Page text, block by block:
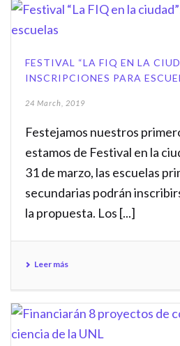
FESTIVAL “LA FIQ EN LA
INSCRIPCIONES PARA
24 March, 2019
Festejamos nuestros
estamos de Festival en la
31 de marzo, las escuelas
secundarias podrán
la propuesta. Los [...]
Leer más